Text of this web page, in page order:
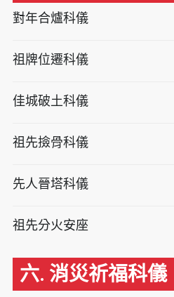
對年合爐科儀
祖牌位遷科儀
佳城破土科儀
祖先撿骨科儀
先人晉塔科儀
祖先分火安座
六. 消災祈福科儀